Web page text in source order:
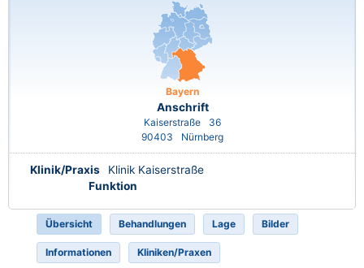
Bayern
Anschrift
Kaiserstraße
36
90403
Nürnberg
Klinik/Praxis
Klinik Kaiserstraße
Funktion
Übersicht Behandlungen Lage Bilder
Informationen Kliniken/Praxen